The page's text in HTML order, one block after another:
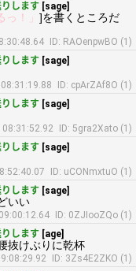
します [sage]
！」 ]を書くところだ
ID: RAOenpwBO (1)
します [sage]
ID: cpArZAf8O (1)
します [sage]
ID: 5gra2Xato (1)
します [sage]
ID: uCONmxtuO (1)
します [sage]
いい
ID: 0ZJIooZQo (1)
します [age]
抜けぶりに乾杯
ID: 3Zs4E2ZKO (1)